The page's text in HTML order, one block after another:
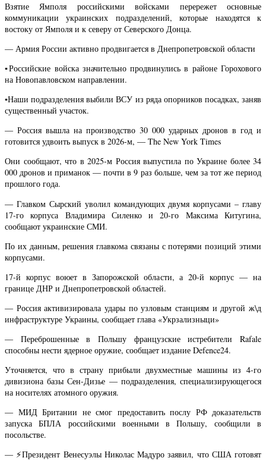
Взятие Ямполя российскими войсками перережет основные
коммуникации украинских подразделений, которые находятся к
востоку от Ямполя и к северу от Северского Донца.
— Армия России активно продвигается в Днепропетровской области
▪️Российские войска значительно продвинулись в районе Горохового
на Новопавловском направлении.
▪️Наши подразделения выбили ВСУ из ряда опорников посадках, заняв
существенный участок.
— Россия вышла на производство 30 000 ударных дронов в год и
готовится удвоить выпуск в 2026-м, — The New York Times
Они сообщают, что в 2025-м Россия выпустила по Украине более 34
000 дронов и приманок — почти в 9 раз больше, чем за тот же период
прошлого года.
— Главком Сырский уволил командующих двумя корпусами – главу
17-го корпуса Владимира Силенко и 20-го Максима Китугина,
сообщают украинские СМИ.
По их данным, решения главкома связаны с потерями позиций этими
корпусами.
17-й корпус воюет в Запорожской области, а 20-й корпус — на
границе ДНР и Днепропетровской областей.
— Россия активизировала удары по узловым станциям и другой ж\д
инфраструктуре Украины, сообщает глава «Укрзализныци»
— Переброшенные в Польшу французские истребители Rafale
способны нести ядерное оружие, сообщает издание Defence24.
Уточняется, что в страну прибыли двухместные машины из 4-го
дивизиона базы Сен-Дизье — подразделения, специализирующегося
на носителях атомного оружия.
— МИД Британии не смог предоставить послу РФ доказательств
запуска БПЛА российскими военными в Польшу, сообщили в
посольстве.
— ⚡️Президент Венесуэлы Николас Мадуро заявил, что США готовят